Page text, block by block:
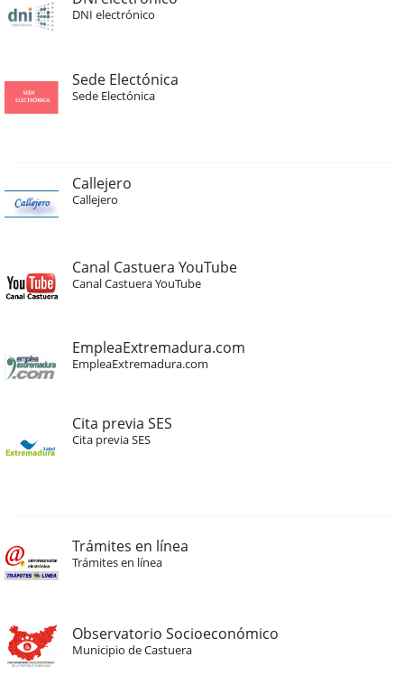
DNI electrónico
Sede Electónica
Sede Electónica
Callejero
Callejero
Canal Castuera YouTube
Canal Castuera YouTube
EmpleaExtremadura.com
EmpleaExtremadura.com
Cita previa SES
Cita previa SES
Trámites en línea
Trámites en línea
Observatorio Socioeconómico
Municipio de Castuera